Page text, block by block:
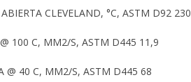
CLEVELAND, °C, ASTM D92 230
100 C, MM2/S, ASTM D445 11,9
@ 40 C, MM2/S, ASTM D445 68